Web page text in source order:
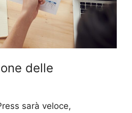
delle
sarà veloce,